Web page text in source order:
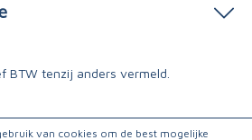
BTW tenzij anders vermeld.
van cookies om de best mogelijke